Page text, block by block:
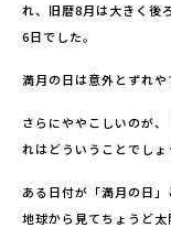
れ、旧暦8月は大きく後
6日でした。
満月の日は意外とずれや
さらにややこしいのが
れはどういうことでしょ
ある日付が「満月の日
地球から見てちょうど